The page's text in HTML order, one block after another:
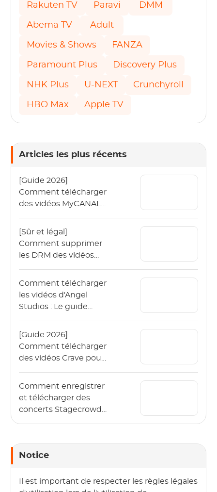
Rakuten TV Paravi DMM
Abema TV Adult
Movies & Shows FANZA
Paramount Plus Discovery Plus
NHK Plus U-NEXT Crunchyroll
HBO Max Apple TV
Articles les plus récents
[Guide 2026]
Comment télécharger
des vidéos MyCANAL
appareils ?
[Sûr et légal]
Comment supprimer
les DRM des vidéos
Comment télécharger
les vidéos d'Angel
Studios : Le guide
[Guide 2026]
Comment télécharger
des vidéos Crave pour
Comment enregistrer
et télécharger des
concerts Stagecrowd
Notice
Il est important de respecter les règles légales